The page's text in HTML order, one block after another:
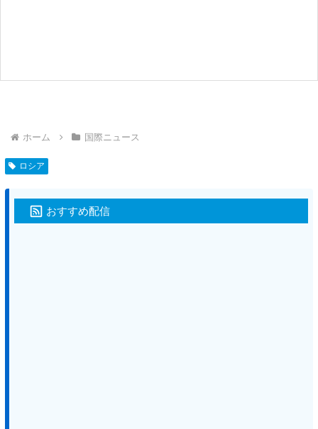
ホーム 国際ニュース
ロシア
おすすめ配信